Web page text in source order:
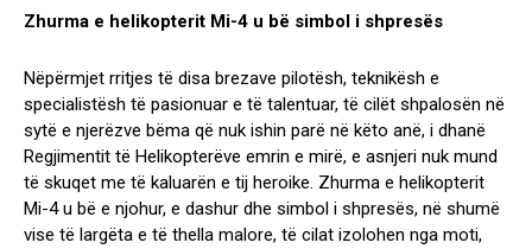
Zhurma e helikopterit Mi-4 u bë simbol i shpresës
Nëpërmjet rritjes të disa brezave pilotësh, teknikësh e
specialistësh të pasionuar e të talentuar, të cilët shpalosën në
sytë e njerëzve bëma që nuk ishin parë në këto anë, i dhanë
Regjimentit të Helikopterëve emrin e mirë, e asnjeri nuk mund
të skuqet me të kaluarën e tij heroike. Zhurma e helikopterit
Mi-4 u bë e njohur, e dashur dhe simbol i shpresës, në shumë
vise të largëta e të thella malore, të cilat izolohen nga moti,